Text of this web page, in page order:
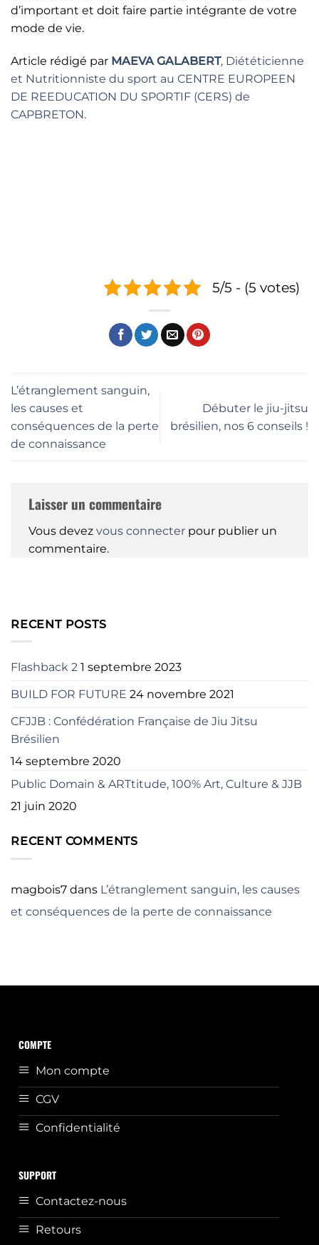
d’important et doit faire partie intégrante de votre
mode de vie.
Article rédigé par MAEVA GALABERT, Diététicienne
et Nutritionniste du sport au CENTRE EUROPEEN
DE REEDUCATION DU SPORTIF (CERS) de
CAPBRETON.
5/5 - (5 votes)
L’étranglement sanguin,
les causes et
conséquences de la perte
de connaissance
Débuter le jiu-jitsu
brésilien, nos 6 conseils !
Laisser un commentaire
Vous devez vous connecter pour publier un
commentaire.
RECENT POSTS
Flashback 2 1 septembre 2023
BUILD FOR FUTURE 24 novembre 2021
CFJJB : Confédération Française de Jiu Jitsu
Brésilien
14 septembre 2020
Public Domain & ARTtitude, 100% Art, Culture & JJB
21 juin 2020
RECENT COMMENTS
magbois7 dans L’étranglement sanguin, les causes
et conséquences de la perte de connaissance
COMPTE
Mon compte
CGV
Confidentialité
SUPPORT
Contactez-nous
Retours